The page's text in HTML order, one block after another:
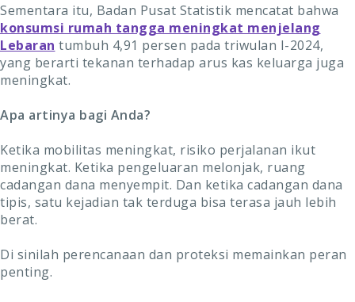
Sementara itu, Badan Pusat Statistik mencatat bahwa
konsumsi rumah tangga meningkat menjelang
Lebaran tumbuh 4,91 persen pada triwulan I-2024,
yang berarti tekanan terhadap arus kas keluarga juga
meningkat.
Apa artinya bagi Anda?
Ketika mobilitas meningkat, risiko perjalanan ikut
meningkat. Ketika pengeluaran melonjak, ruang
cadangan dana menyempit. Dan ketika cadangan dana
tipis, satu kejadian tak terduga bisa terasa jauh lebih
berat.
Di sinilah perencanaan dan proteksi memainkan peran
penting.